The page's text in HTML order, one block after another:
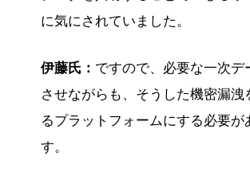
に気にされていました。
伊藤氏： ですので、必要な一次デ
させながらも、そうした機密漏洩
るプラットフォームにする必要が
す。